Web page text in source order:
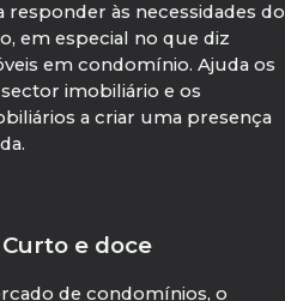
às necessidades do
em especial no que diz
em condomínio. Ajuda os
imobiliário e os
a criar uma presença
Curto e doce
de condomínios, o